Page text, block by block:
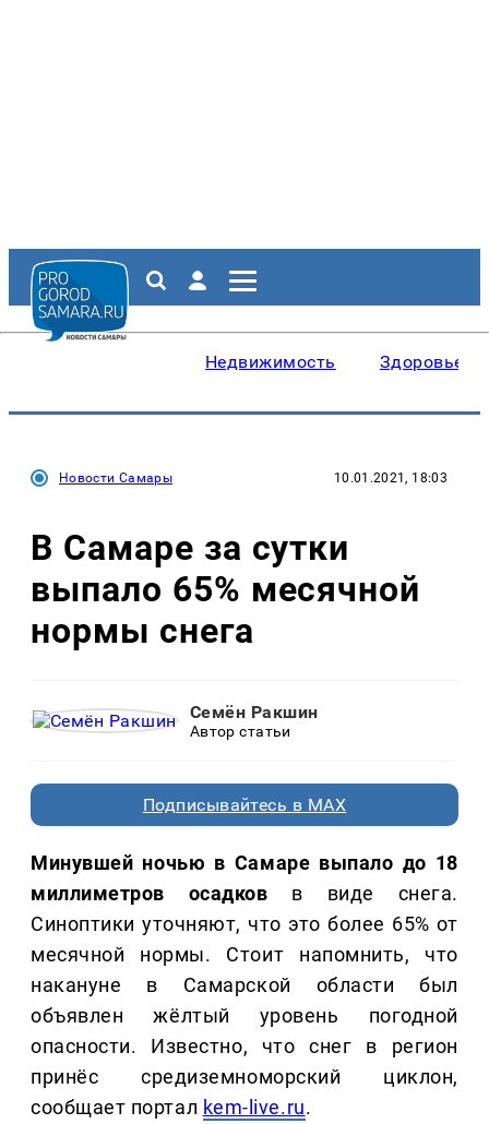
Недвижимость Здоровье
Новости Самары 10.01.2021, 18:03
В Самаре за сутки
выпало 65% месячной
нормы снега
Семён Ракшин
Автор статьи
Подписывайтесь в MAX
Минувшей ночью в Самаре выпало до 18
миллиметров осадков в виде снега.
Синоптики уточняют, что это более 65% от
месячной нормы. Стоит напомнить, что
накануне в Самарской области был
объявлен жёлтый уровень погодной
опасности. Известно, что снег в регион
принёс средиземноморский циклон,
сообщает портал kem-live.ru.